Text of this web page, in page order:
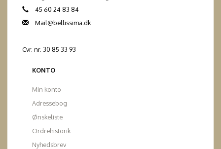
45 60 24 83 84
Mail@bellissima.dk
Cvr. nr. 30 85 33 93
KONTO
Min konto
Adressebog
Ønskeliste
Ordrehistorik
Nyhedsbrev